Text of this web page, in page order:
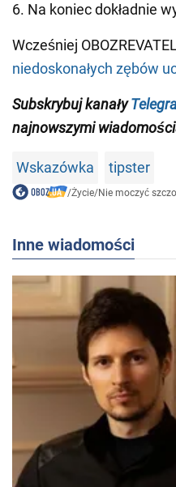
6. Na koniec dokładnie
Wcześniej
niedoskonałych zębów
Subskrybuj kanały
najnowszymi
Wskazówka tipster
/Życie/Nie moczyć
Inne wiadomości